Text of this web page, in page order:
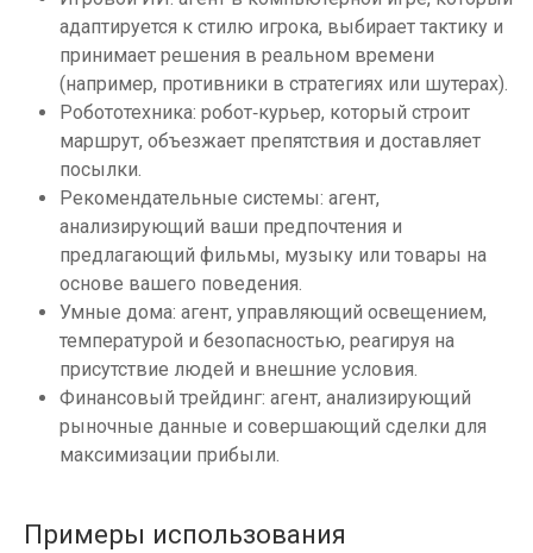
адаптируется к стилю игрока, выбирает тактику и
принимает решения в реальном времени
(например, противники в стратегиях или шутерах).
Робототехника: робот‑курьер, который строит
маршрут, объезжает препятствия и доставляет
посылки.
Рекомендательные системы: агент,
анализирующий ваши предпочтения и
предлагающий фильмы, музыку или товары на
основе вашего поведения.
Умные дома: агент, управляющий освещением,
температурой и безопасностью, реагируя на
присутствие людей и внешние условия.
Финансовый трейдинг: агент, анализирующий
рыночные данные и совершающий сделки для
максимизации прибыли.
Примеры использования